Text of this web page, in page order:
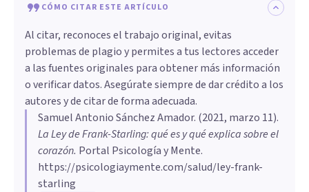
CÓMO CITAR ESTE ARTÍCULO
Al citar, reconoces el trabajo original, evitas
problemas de plagio y permites a tus lectores acceder
a las fuentes originales para obtener más información
o verificar datos. Asegúrate siempre de dar crédito a los
autores y de citar de forma adecuada.
Samuel Antonio Sánchez Amador. (2021, marzo 11).
La Ley de Frank-Starling: qué es y qué explica sobre el
corazón. Portal Psicología y Mente.
https://psicologiaymente.com/salud/ley-frank-
starling